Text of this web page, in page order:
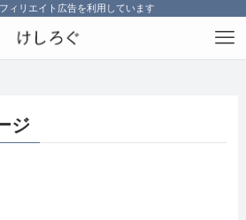
ィリエイト広告を利用しています
ジ